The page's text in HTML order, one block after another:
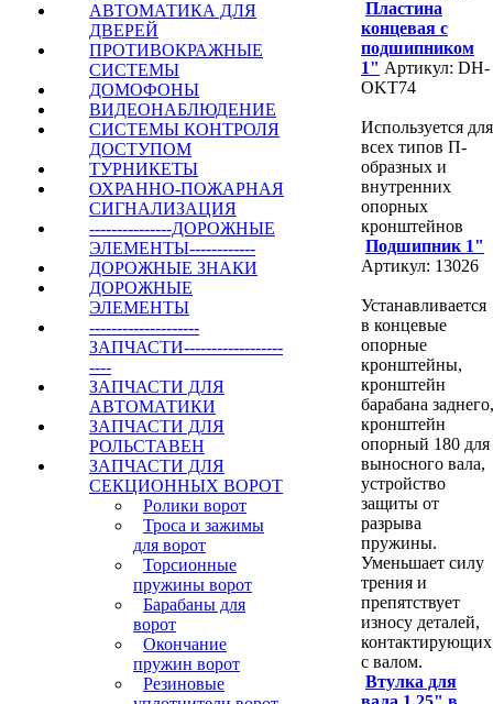
АВТОМАТИКА ДЛЯ
ДВЕРЕЙ
ПРОТИВОКРАЖНЫЕ
СИСТЕМЫ
ДОМОФОНЫ
ВИДЕОНАБЛЮДЕНИЕ
СИСТЕМЫ КОНТРОЛЯ
ДОСТУПОМ
ТУРНИКЕТЫ
ОХРАННО-ПОЖАРНАЯ
СИГНАЛИЗАЦИЯ
---------------ДОРОЖНЫЕ
ЭЛЕМЕНТЫ------------
ДОРОЖНЫЕ ЗНАКИ
ДОРОЖНЫЕ
ЭЛЕМЕНТЫ
--------------------
ЗАПЧАСТИ------------------
----
ЗАПЧАСТИ ДЛЯ
АВТОМАТИКИ
ЗАПЧАСТИ ДЛЯ
РОЛЬСТАВЕН
ЗАПЧАСТИ ДЛЯ
СЕКЦИОННЫХ ВОРОТ
Ролики ворот
Троса и зажимы
для ворот
Торсионные
пружины ворот
Барабаны для
ворот
Окончание
пружин ворот
Резиновые
Пластина
концевая с
подшипником
1" Артикул: DH-
OKT74
Используется для
всех типов П-
образных и
внутренних
опорных
кронштейнов
Подшипник 1"
Артикул: 13026
Устанавливается
в концевые
опорные
кронштейны,
кронштейн
барабана заднего,
кронштейн
опорный 180 для
выносного вала,
устройство
защиты от
разрыва
пружины.
Уменьшает силу
трения и
препятствует
износу деталей,
контактирующих
с валом.
Втулка для